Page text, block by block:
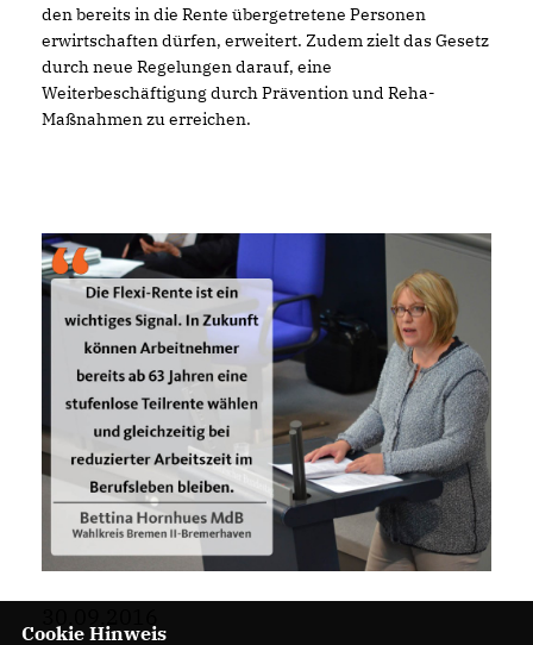
den bereits in die Rente übergetretene Personen
erwirtschaften dürfen, erweitert. Zudem zielt das Gesetz
durch neue Regelungen darauf, eine
Weiterbeschäftigung durch Prävention und Reha-
Maßnahmen zu erreichen.
Cookie Hinweis